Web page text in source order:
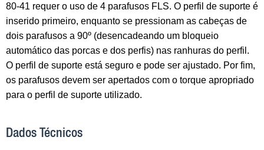
80-41 requer o uso de 4 parafusos FLS. O perfil de suporte é
inserido primeiro, enquanto se pressionam as cabeças de
dois parafusos a 90º (desencadeando um bloqueio
automático das porcas e dos perfis) nas ranhuras do perfil.
O perfil de suporte está seguro e pode ser ajustado. Por fim,
os parafusos devem ser apertados com o torque apropriado
para o perfil de suporte utilizado.
Dados Técnicos